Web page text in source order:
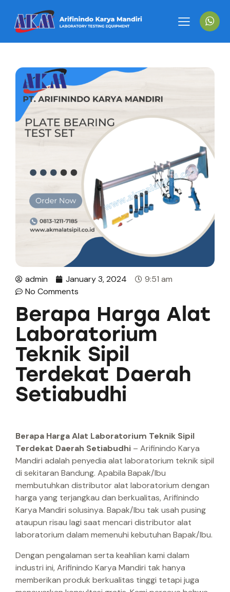
admin January 3, 2024
9:51 am
No Comments
Berapa Harga Alat
Laboratorium
Teknik Sipil
Terdekat Daerah
Setiabudhi
Berapa Harga Alat Laboratorium Teknik Sipil
Terdekat Daerah Setiabudhi – Arifinindo Karya
Mandiri adalah penyedia alat laboratorium teknik sipil
di sekitaran Bandung. Apabila Bapak/Ibu
membutuhkan distributor alat laboratorium dengan
harga yang terjangkau dan berkualitas, Arifinindo
Karya Mandiri solusinya. Bapak/Ibu tak usah pusing
ataupun risau lagi saat mencari distributor alat
laboratorium dalam memenuhi kebutuhan Bapak/Ibu.
Dengan pengalaman serta keahlian kami dalam
industri ini, Arifinindo Karya Mandiri tak hanya
memberikan produk berkualitas tinggi tetapi juga